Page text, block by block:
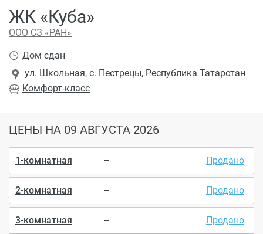
ЖК «Куба»
ООО СЗ «РАН»
Комфорт-класс
ул. Школьная, с. Пестрецы, Республика Татарстан
Дом сдан
ЦЕНЫ НА 09 АВГУСТА 2026
1-комнатная – Продано
2-комнатная – Продано
3-комнатная – Продано